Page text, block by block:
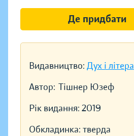
Видавництво: Дух і літера
Автор: Тішнер Юзеф
Рік видання: 2019
Обкладинка: тверда
Де придбати